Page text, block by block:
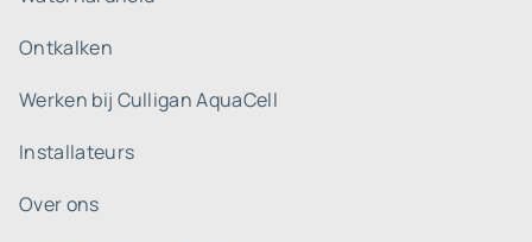
Ontkalken
Werken bij Culligan AquaCell
Installateurs
Over ons